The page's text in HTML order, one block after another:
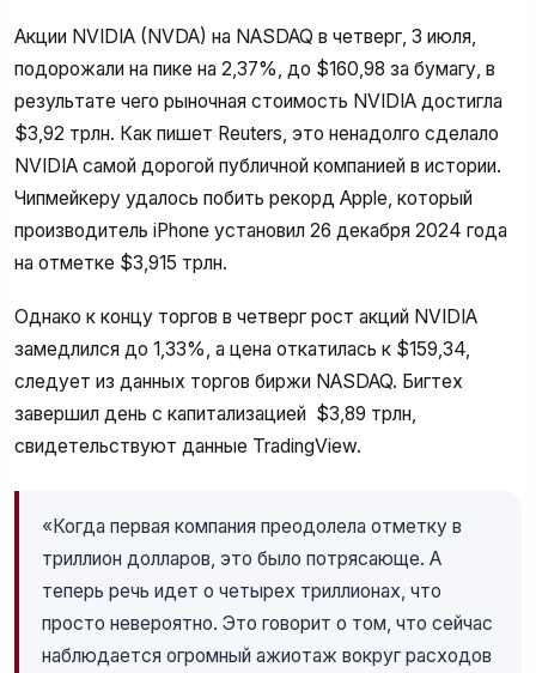
Акции NVIDIA (NVDA) на NASDAQ в четверг, 3 июля,
подорожали на пике на 2,37%, до $160,98 за бумагу, в
результате чего рыночная стоимость NVIDIA достигла
$3,92 трлн. Как пишет Reuters, это ненадолго сделало
NVIDIA самой дорогой публичной компанией в истории.
Чипмейкеру удалось побить рекорд Apple, который
производитель iPhone установил 26 декабря 2024 года
на отметке $3,915 трлн.
Однако к концу торгов в четверг рост акций NVIDIA
замедлился до 1,33%, а цена откатилась к $159,34,
следует из данных торгов биржи NASDAQ. Бигтех
завершил день с капитализацией $3,89 трлн,
свидетельствуют данные TradingView.
«Когда первая компания преодолела отметку в
триллион долларов, это было потрясающе. А
теперь речь идет о четырех триллионах, что
просто невероятно. Это говорит о том, что сейчас
наблюдается огромный ажиотаж вокруг расходов